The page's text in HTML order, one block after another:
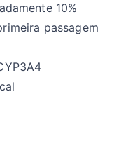
10%
passagem